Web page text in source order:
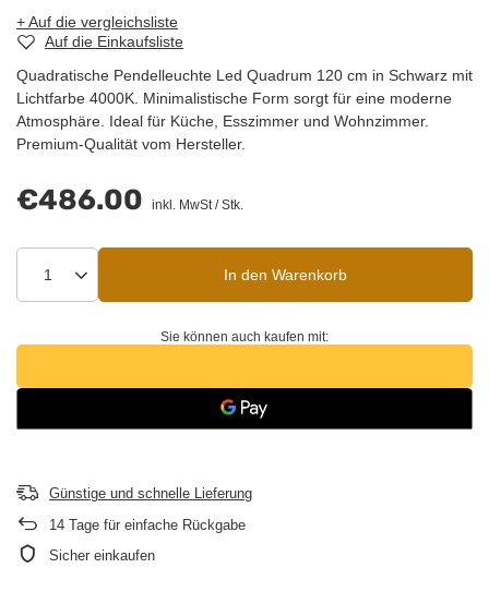
+ Auf die vergleichsliste
Auf die Einkaufsliste
Quadratische Pendelleuchte Led Quadrum 120 cm in Schwarz mit
Lichtfarbe 4000K. Minimalistische Form sorgt für eine moderne
Atmosphäre. Ideal für Küche, Esszimmer und Wohnzimmer.
Premium-Qualität vom Hersteller.
€486.00 inkl. MwSt/Stk.
In den Warenkorb
Sie können auch kaufen mit:
Günstige und schnelle Lieferung
14 Tage für einfache Rückgabe
Sicher einkaufen